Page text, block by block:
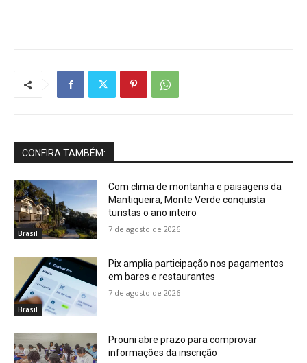
CONFIRA TAMBÉM:
Brasil
Com clima de montanha e paisagens da
Mantiqueira, Monte Verde conquista
turistas o ano inteiro
7 de agosto de 2026
Brasil
Pix amplia participação nos pagamentos
em bares e restaurantes
7 de agosto de 2026
Prouni abre prazo para comprovar
informações da inscrição